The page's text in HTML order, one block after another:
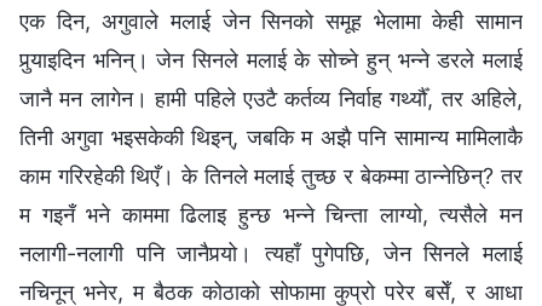
एक दिन, अगुवाले मलाई जेन सिनको समूह भेलामा केही सामान
पुर्‍याइदिन भनिन्। जेन सिनले मलाई के सोच्ने हुन् भन्ने डरले मलाई
जानै मन लागेन। हामी पहिले एउटै कर्तव्य निर्वाह गर्थ्यौँ, तर अहिले,
तिनी अगुवा भइसकेकी थिइन्, जबकि म अझै पनि सामान्य मामिलाकै
काम गरिरहेकी थिएँ। के तिनले मलाई तुच्छ र बेकम्मा ठान्नेछिन्? तर
म गइनँ भने काममा ढिलाइ हुन्छ भन्ने चिन्ता लाग्यो, त्यसैले मन
नलागी-नलागी पनि जानैपर्‍यो। त्यहाँ पुगेपछि, जेन सिनले मलाई
नचिनून् भनेर, म बैठक कोठाको सोफामा कुप्रो परेर बसेँ, र आधा